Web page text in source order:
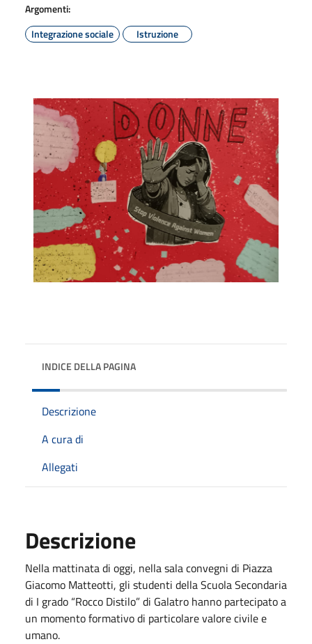
Argomenti:
Integrazione sociale
Istruzione
INDICE DELLA PAGINA
Descrizione
A cura di
Allegati
Descrizione
Nella mattinata di oggi, nella sala convegni di Piazza
Giacomo Matteotti, gli studenti della Scuola Secondaria
di I grado “Rocco Distilo” di Galatro hanno partecipato a
un momento formativo di particolare valore civile e
umano.